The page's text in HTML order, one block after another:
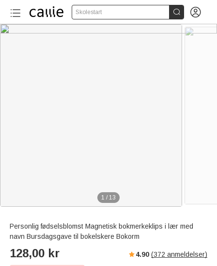
Skolestart  
1 / 13
Personlig fødselsblomst Magnetisk bokmerkeklips i lær med
navn Bursdagsgave til bokelskere Bokorm
128,00 kr 4.90 (372 anmeldelser)